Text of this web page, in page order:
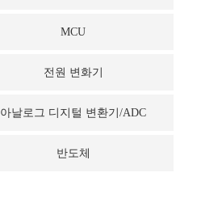
MCU
전원 변화기
아날로그 디지털 변환기/ADC
반도체